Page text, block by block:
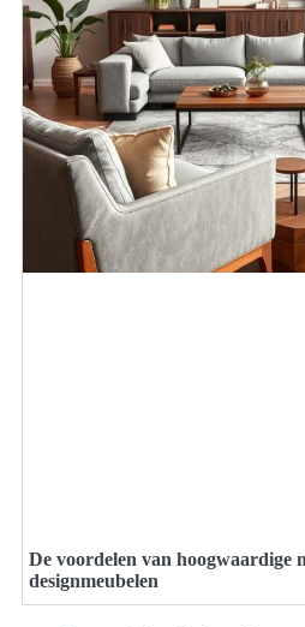
De voordelen van hoogwaardige
designmeubelen